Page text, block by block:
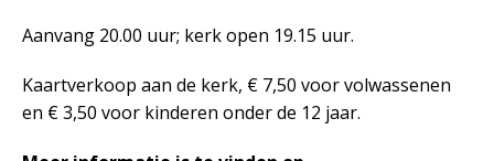
Aanvang 20.00 uur; kerk open 19.15 uur.
Kaartverkoop aan de kerk, € 7,50 voor volwassenen
en € 3,50 voor kinderen onder de 12 jaar.